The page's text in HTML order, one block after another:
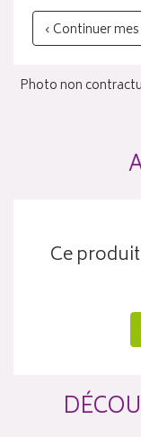
‹ Continuer
Photo non
Ce